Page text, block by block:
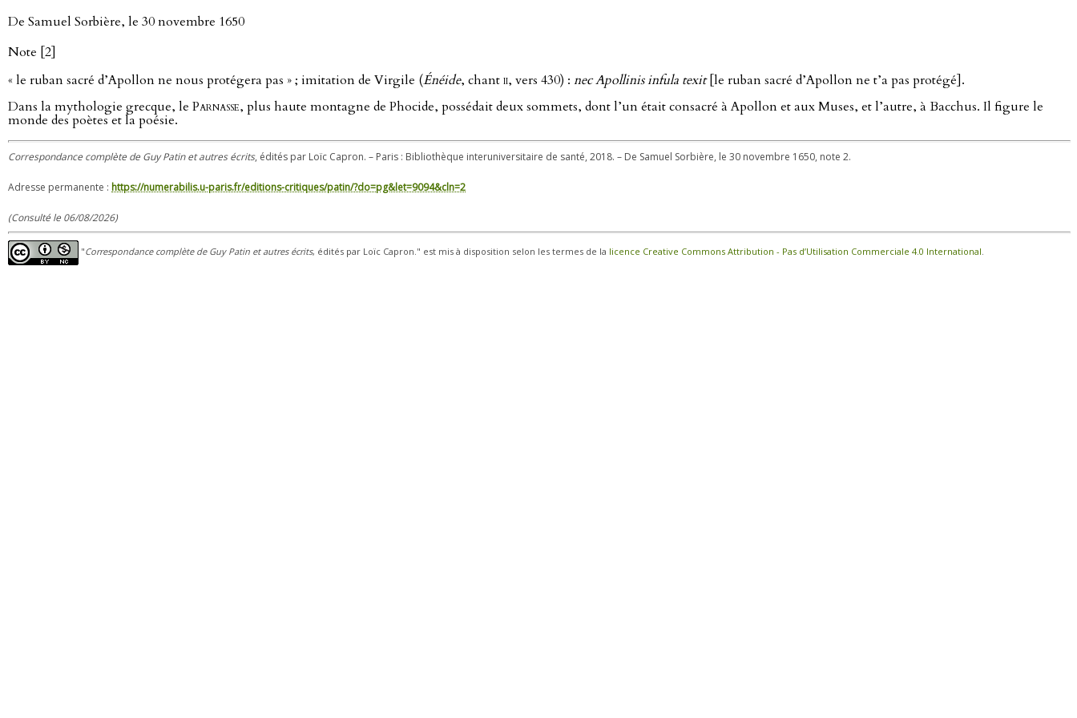
De Samuel Sorbière, le 30 novembre 1650
Note [2]
« le ruban sacré d’Apollon ne nous protégera pas » ; imitation de Virgile (Énéide, chantii, vers 430) : nec Apollinis infula texit[le ruban sacré d’Apollon ne t’a pas protégé].
Dans la mythologie grecque, le Parnasse, plus haute montagne de Phocide, possédait deux sommets, dont l’un était consacré à Apollon et aux Muses, et l’autre, à Bacchus. Il figure le
monde des poètes et la poésie.
Correspondance complète de Guy Patin et autres écrits, édités par Loïc Capron. – Paris : Bibliothèque interuniversitaire de santé, 2018. – De Samuel Sorbière, le 30 novembre 1650, note 2.
Adresse permanente : https://numerabilis.u-paris.fr/editions-critiques/patin/?do=pg&let=9094&cln=2
(Consulté le 06/08/2026)
"Correspondance complète de Guy Patin et autres écrits, édités par Loïc Capron." est mis à disposition selon les termes de la licence Creative Commons Attribution - Pas d’Utilisation Commerciale 4.0 International.